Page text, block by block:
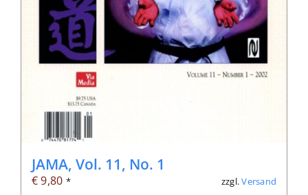
JAMA, Vol. 11, No. 1
€9,80 * zzgl.Versand